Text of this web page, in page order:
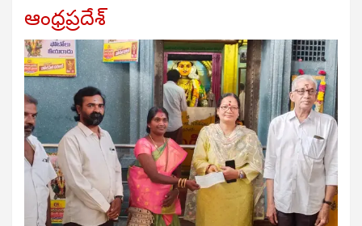
ఆంధ్రప్రదేశ్